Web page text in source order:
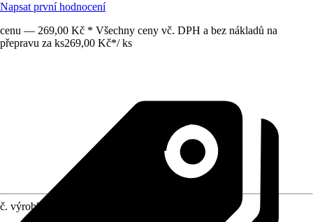
Napsat první hodnocení
cenu — 269,00 Kč * Všechny ceny vč. DPH a bez nákladů na
přepravu za ks269,00 Kč*/ ks
č. výrobku